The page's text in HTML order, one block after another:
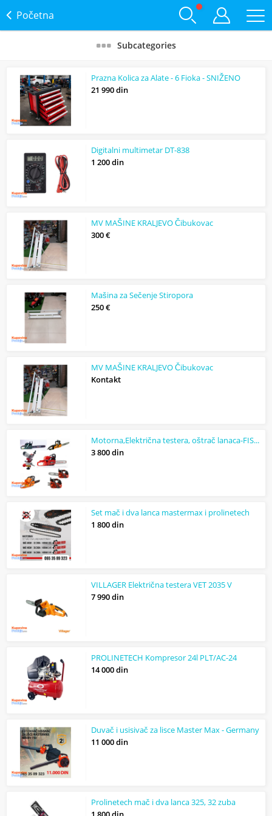
Početna
Subcategories
Prazna Kolica za Alate - 6 Fioka - SNIŽENO
21 990 din
Digitalni multimetar DT-838
1 200 din
MV MAŠINE KRALJEVO Čibukovac
300 €
Mašina za Sečenje Stiropora
250 €
MV MAŠINE KRALJEVO Čibukovac
Kontakt
Motorna,Električna testera, oštrač lanaca-FISKALNI RAČUN
3 800 din
Set mač i dva lanca mastermax i prolinetech
1 800 din
VILLAGER Električna testera VET 2035 V
7 990 din
PROLINETECH Kompresor 24l PLT/AC-24
14 000 din
Duvač i usisivač za lisce Master Max - Germany
11 000 din
Prolinetech mač i dva lanca 325, 32 zuba